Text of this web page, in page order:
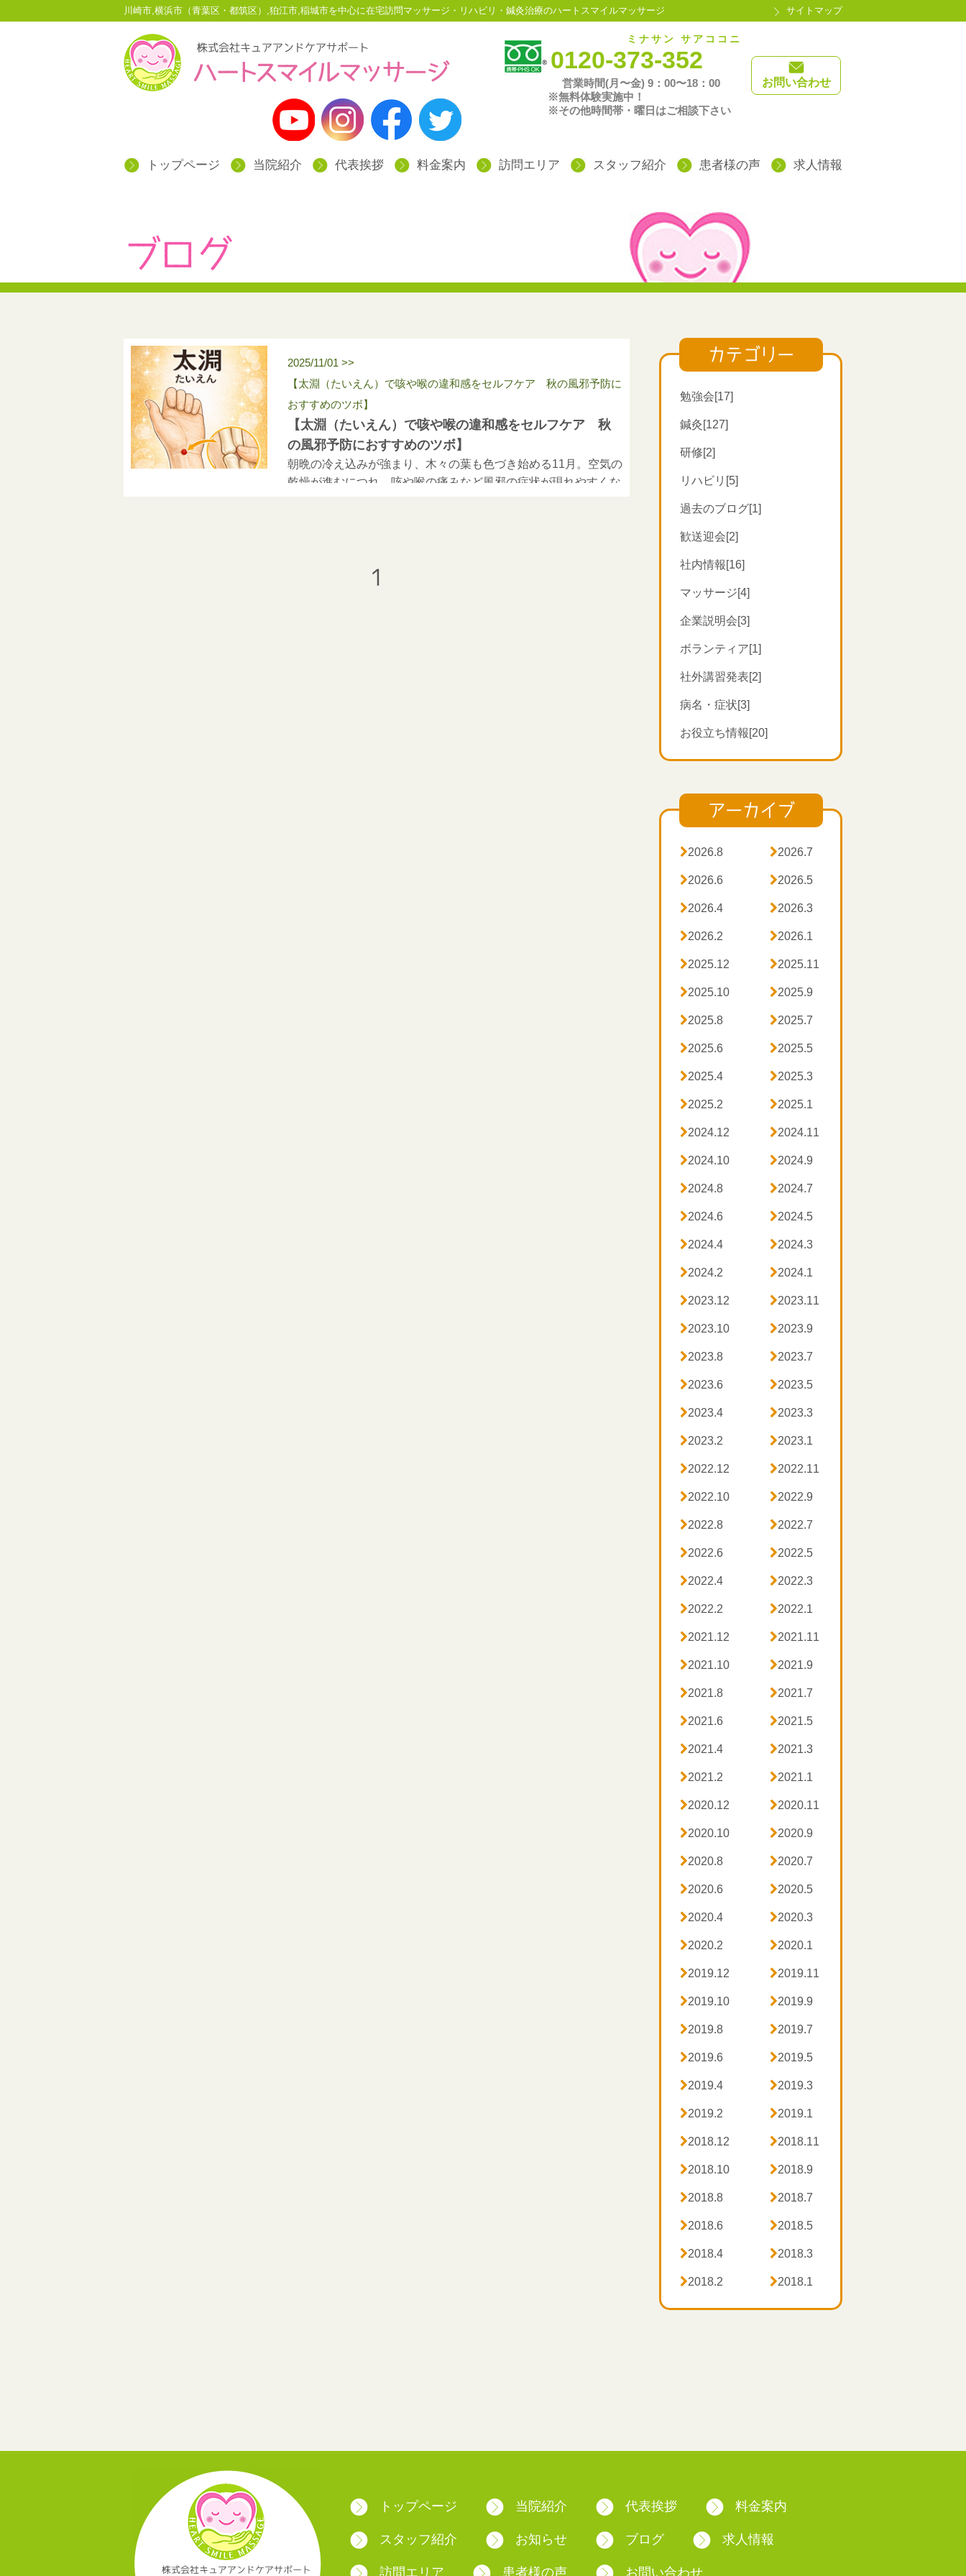
川崎市,横浜市（青葉区・都筑区）,狛江市,稲城市を中心に在宅訪問マッサージ・リハビリ・鍼灸治療のハートスマイルマッサージ サイトマップ
ミナサン サアココニ
0120-373-352
営業時間(月〜金) 9：00〜18：00
※無料体験実施中！
※その他時間帯・曜日はご相談下さい
お問い合わせ
トップページ 当院紹介 代表挨拶 料金案内 訪問エリア スタッフ紹介 患者様の声 求人情報
ブログ
2025/11/01 >>
【太淵（たいえん）で咳や喉の違和感をセルフケア 秋の風邪予防に
おすすめのツボ】
【太淵（たいえん）で咳や喉の違和感をセルフケア 秋
の風邪予防におすすめのツボ】
朝晩の冷え込みが強まり、木々の葉も色づき始める11月。空気の
乾燥が進むにつれ、咳や喉の痛みなど風邪の症状が現れやすくな
1
カテゴリー
勉強会[17]
鍼灸[127]
研修[2]
リハビリ[5]
過去のブログ[1]
歓送迎会[2]
社内情報[16]
マッサージ[4]
企業説明会[3]
ボランティア[1]
社外講習発表[2]
病名・症状[3]
お役立ち情報[20]
アーカイブ
2026.8 2026.7
2026.6 2026.5
2026.4 2026.3
2026.2 2026.1
2025.12 2025.11
2025.10 2025.9
2025.8 2025.7
2025.6 2025.5
2025.4 2025.3
2025.2 2025.1
2024.12 2024.11
2024.10 2024.9
2024.8 2024.7
2024.6 2024.5
2024.4 2024.3
2024.2 2024.1
2023.12 2023.11
2023.10 2023.9
2023.8 2023.7
2023.6 2023.5
2023.4 2023.3
2023.2 2023.1
2022.12 2022.11
2022.10 2022.9
2022.8 2022.7
2022.6 2022.5
2022.4 2022.3
2022.2 2022.1
2021.12 2021.11
2021.10 2021.9
2021.8 2021.7
2021.6 2021.5
2021.4 2021.3
2021.2 2021.1
2020.12 2020.11
2020.10 2020.9
2020.8 2020.7
2020.6 2020.5
2020.4 2020.3
2020.2 2020.1
2019.12 2019.11
2019.10 2019.9
2019.8 2019.7
2019.6 2019.5
2019.4 2019.3
2019.2 2019.1
2018.12 2018.11
2018.10 2018.9
2018.8 2018.7
2018.6 2018.5
2018.4 2018.3
2018.2 2018.1
トップページ 当院紹介 代表挨拶 料金案内
スタッフ紹介 お知らせ ブログ 求人情報
訪問エリア 患者様の声 お問い合わせ